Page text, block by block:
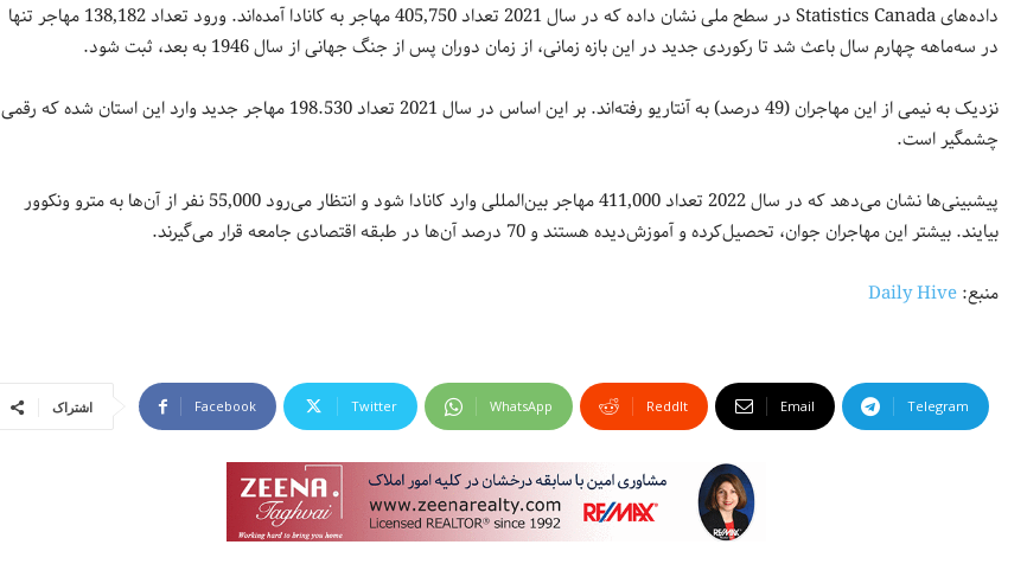
داده‌های Statistics Canada در سطح ملی نشان داده که در سال 2021 تعداد 405,750 مهاجر به کانادا آمده‌اند. ورود تعداد 138,182 مهاجر تنها
در سه‌ماهه چهارم سال باعث شد تا رکوردی جدید در این بازه زمانی، از زمان دوران پس از جنگ جهانی از سال 1946 به بعد، ثبت شود.
نزدیک به نیمی از این مهاجران (49 درصد) به آنتاریو رفته‌اند. بر این اساس در سال 2021 تعداد 198.530 مهاجر جدید وارد این استان شده‌ که رقمی
چشمگیر است.
پیشبینی‌ها نشان می‌دهد که در سال 2022 تعداد 411,000 مهاجر بین‌المللی وارد کانادا شود و انتظار می‌رود 55,000 نفر از آن‌ها به مترو ونکوور
بیایند. بیشتر این مهاجران جوان، تحصیل‌کرده و آموزش‌دیده هستند و 70 درصد آن‌ها در طبقه اقتصادی جامعه قرار می‌گیرند.
منبع:Daily Hive
اشتراک Facebook Twitter WhatsApp ReddIt Email Telegram